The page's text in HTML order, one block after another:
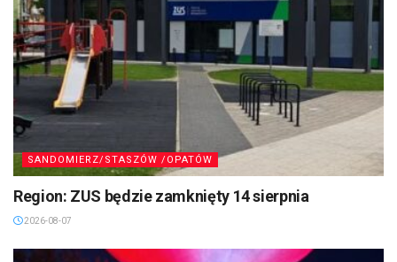
SANDOMIERZ/STASZÓW /OPATÓW
Region: ZUS będzie zamknięty 14 sierpnia
2026-08-07